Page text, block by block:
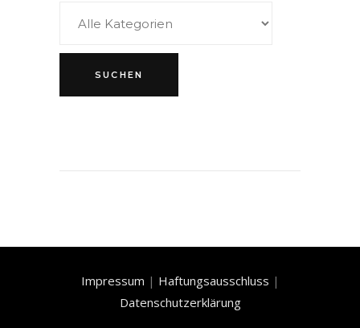
Impressum | Haftungsausschluss |
Datenschutzerklärung